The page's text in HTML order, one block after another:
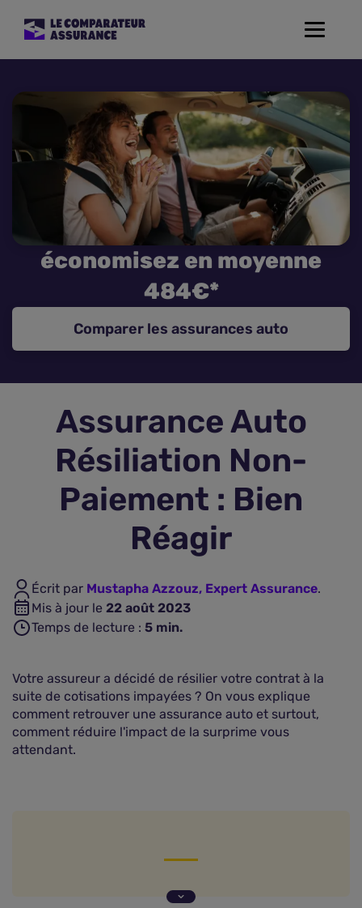
Toggle
Mutuelle Santé
Assurance Moto
Assurance Habitation
Assurance de prêt
Prévoyance
Assurance Animaux
Plus d'assurances
économisez en moyenne
484€*
Comparer les assurances auto
Assurance Auto
Résiliation Non-
Paiement : Bien
Réagir
Écrit par Mustapha Azzouz, Expert Assurance.
Mis à jour le 22 août 2023
Temps de lecture : 5 min.
Votre assureur a décidé de résilier votre contrat à la
suite de cotisations impayées ? On vous explique
comment retrouver une assurance auto et surtout,
comment réduire l'impact de la surprime vous
attendant.
: comment ça marche ?